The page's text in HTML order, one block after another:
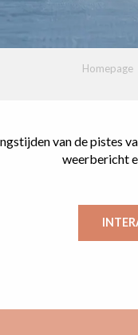
Homepage
van de pistes
weerbericht